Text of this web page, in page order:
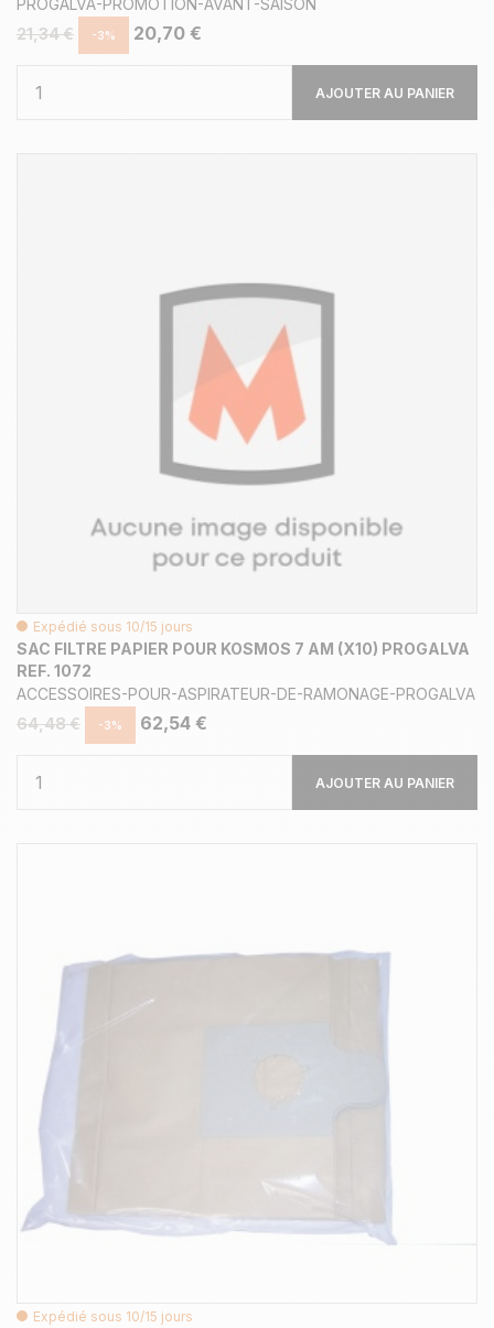
PROGALVA-PROMOTION-AVANT-SAISON
21,34 €
-3% 20,70 €
AJOUTER AU PANIER
Expédié sous 10/15 jours
SAC FILTRE PAPIER POUR KOSMOS 7 AM (X10) PROGALVA
REF. 1072
ACCESSOIRES-POUR-ASPIRATEUR-DE-RAMONAGE-PROGALVA
64,48 €
-3% 62,54 €
AJOUTER AU PANIER
Expédié sous 10/15 jours